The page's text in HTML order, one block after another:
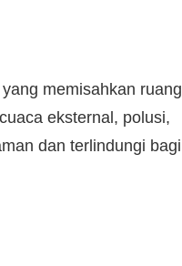
memisahkan ruang
eksternal, polusi,
dan terlindungi bagi